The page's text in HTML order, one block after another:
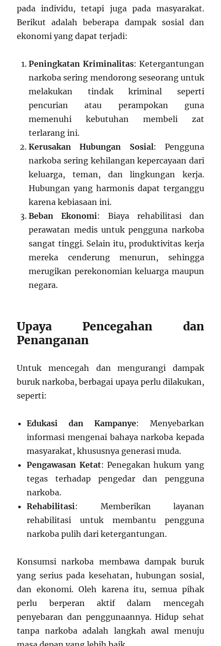
pada individu, tetapi juga pada masyarakat.
Berikut adalah beberapa dampak sosial dan
ekonomi yang dapat terjadi:
Peningkatan Kriminalitas: Ketergantungan
narkoba sering mendorong seseorang untuk
melakukan tindak kriminal seperti
pencurian atau perampokan guna
memenuhi kebutuhan membeli zat
terlarang ini.
Kerusakan Hubungan Sosial: Pengguna
narkoba sering kehilangan kepercayaan dari
keluarga, teman, dan lingkungan kerja.
Hubungan yang harmonis dapat terganggu
karena kebiasaan ini.
Beban Ekonomi: Biaya rehabilitasi dan
perawatan medis untuk pengguna narkoba
sangat tinggi. Selain itu, produktivitas kerja
mereka cenderung menurun, sehingga
merugikan perekonomian keluarga maupun
negara.
Upaya Pencegahan dan
Penanganan
Untuk mencegah dan mengurangi dampak
buruk narkoba, berbagai upaya perlu dilakukan,
seperti:
Edukasi dan Kampanye: Menyebarkan
informasi mengenai bahaya narkoba kepada
masyarakat, khususnya generasi muda.
Pengawasan Ketat: Penegakan hukum yang
tegas terhadap pengedar dan pengguna
narkoba.
Rehabilitasi: Memberikan layanan
rehabilitasi untuk membantu pengguna
narkoba pulih dari ketergantungan.
Konsumsi narkoba membawa dampak buruk
yang serius pada kesehatan, hubungan sosial,
dan ekonomi. Oleh karena itu, semua pihak
perlu berperan aktif dalam mencegah
penyebaran dan penggunaannya. Hidup sehat
tanpa narkoba adalah langkah awal menuju